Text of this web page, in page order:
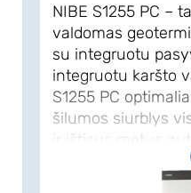
NIBE S1255 PC –
valdomas
su integruotu
integruotu karšto
S1255 PC
šilumos siurblys
ir ištisus metus
prie Jūsų namų
iš pirmaujančių